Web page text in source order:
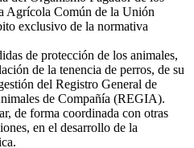
Agrícola Común de la Unión
exclusivo de la normativa
de protección de los animales,
de la tenencia de perros, de su
del Registro General de
de Compañía (REGIA).
de forma coordinada con otras
en el desarrollo de la